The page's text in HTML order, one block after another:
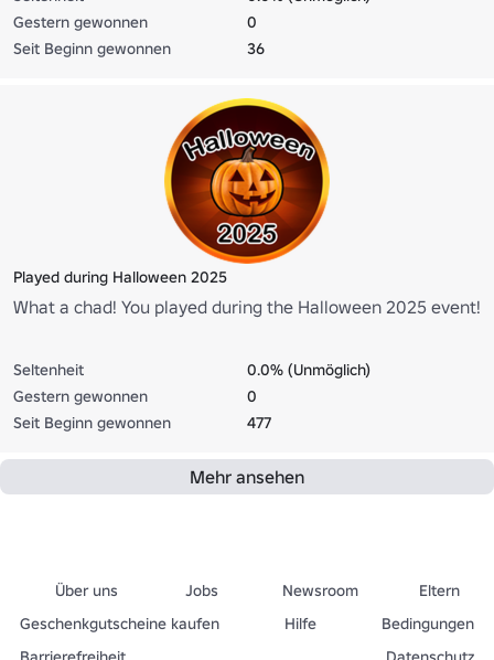
Gestern gewonnen
0
Seit Beginn gewonnen
36
Played during Halloween 2025
What a chad! You played during the Halloween 2025 event!
Seltenheit
0.0% (Unmöglich)
Gestern gewonnen
0
Seit Beginn gewonnen
477
Mehr ansehen
Über uns Jobs Newsroom
Eltern
Geschenkgutscheine kaufen
Hilfe
Bedingungen